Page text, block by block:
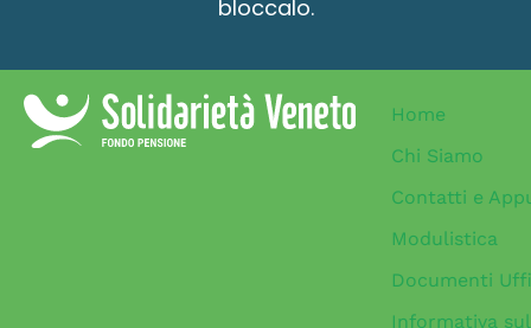
bloccalo.
Home
Chi Siamo
Contatti e
Modulistica
Documenti
Informativa